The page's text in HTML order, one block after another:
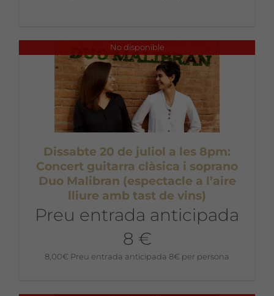
No disponible
Dissabte 20 de juliol a les 8pm:
Concert guitarra clàsica i soprano
Duo Malibran (espectacle a l’aire
lliure amb tast de vins)
Preu entrada anticipada
8 €
8,00€ Preu entrada anticipada 8€ per persona